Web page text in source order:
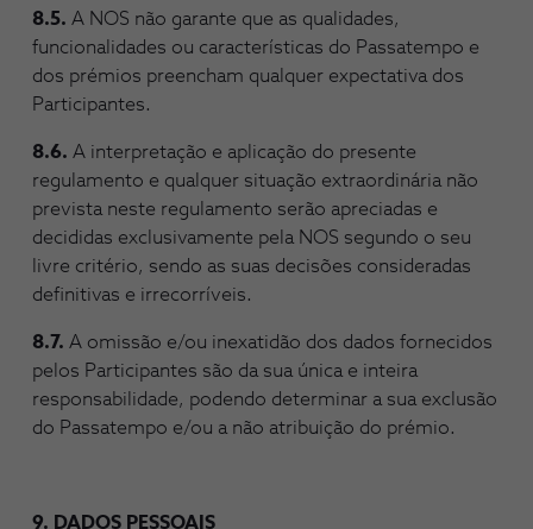
8.5. A NOS não garante que as qualidades,
funcionalidades ou características do Passatempo e
dos prémios preencham qualquer expectativa dos
Participantes.
8.6. A interpretação e aplicação do presente
regulamento e qualquer situação extraordinária não
prevista neste regulamento serão apreciadas e
decididas exclusivamente pela NOS segundo o seu
livre critério, sendo as suas decisões consideradas
definitivas e irrecorríveis.
8.7. A omissão e/ou inexatidão dos dados fornecidos
pelos Participantes são da sua única e inteira
responsabilidade, podendo determinar a sua exclusão
do Passatempo e/ou a não atribuição do prémio.
9. DADOS PESSOAIS